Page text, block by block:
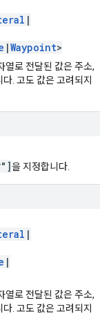
|
|Waypoint>
열로 전달된 값은 주소,
. 고도 값은 고려되지
을 지정합니다.
|
|
열로 전달된 값은 주소,
. 고도 값은 고려되지